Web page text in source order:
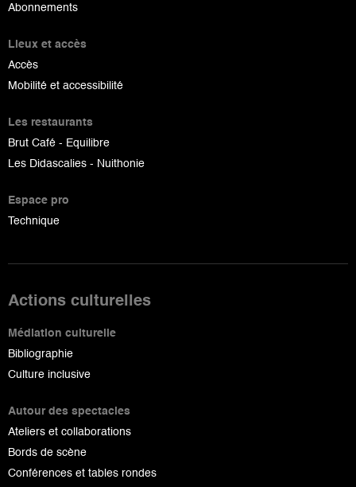
Abonnements
Lieux et accès
Accès
Mobilité et accessibilité
Les restaurants
Brut Café - Equilibre
Les Didascalies - Nuithonie
Espace pro
Technique
Actions culturelles
Médiation culturelle
Bibliographie
Culture inclusive
Autour des spectacles
Ateliers et collaborations
Bords de scène
Conférences et tables rondes